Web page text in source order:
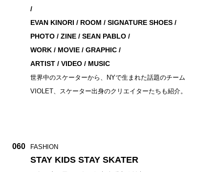
/
EVAN KINORI / ROOM / SIGNATURE SHOES /
PHOTO / ZINE / SEAN PABLO /
WORK / MOVIE / GRAPHIC /
ARTIST / VIDEO / MUSIC
世界中のスケーターから、NYで生まれた話題のチーム
VIOLET、スケーター出身のクリエイターたちも紹介。
060 FASHION
STAY KIDS STAY SKATER